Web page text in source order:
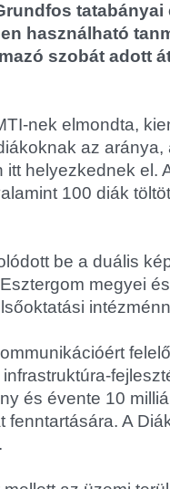
tatabányai
használható
szobát adott
nek elmondta,
az aránya,
helyezkednek el.
100 diák
be a duális
megyei
és évente 10
A